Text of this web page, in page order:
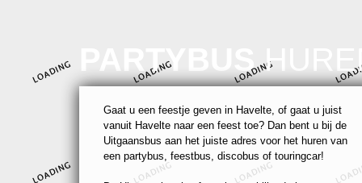
PARTYBUS
Gaat u een feestje geven in Havelte, of gaat u juist
vanuit Havelte naar een feest toe? Dan bent u bij de
Uitgaansbus aan het juiste adres voor het huren van
een partybus, feestbus, discobus of touringcar!